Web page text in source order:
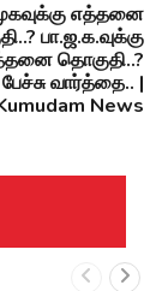
எத்தனை
பா.ஜ.க.வுக்கு
தொகுதி..?
வார்த்தை.. |
News